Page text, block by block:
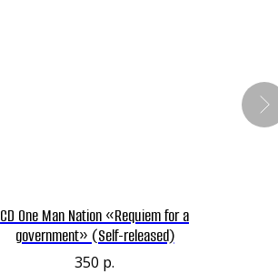
CD One Man Nation ‎«Requiem for a
government» (Self-released)
350 р.